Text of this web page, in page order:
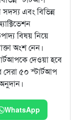
সদস্য এবং বিভিন্ন
বিষয় নিয়ে
অংশ নেন।
দেওয়া হবে
সেরা ৫০ স্টার্টআপ
WhatsApp